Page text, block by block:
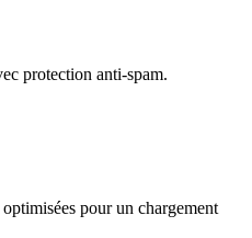
protection anti-spam.
pour un chargement